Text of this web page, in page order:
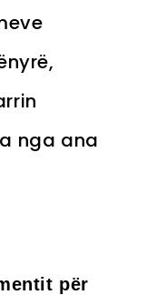
nga ana
për